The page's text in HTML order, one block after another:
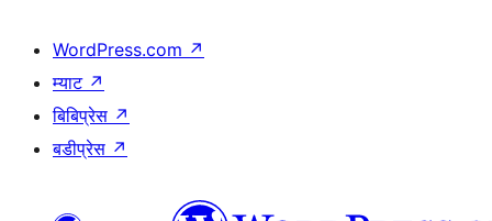
WordPress.com ↗
म्याट ↗
बिबिप्रेस ↗
बडीप्रेस ↗